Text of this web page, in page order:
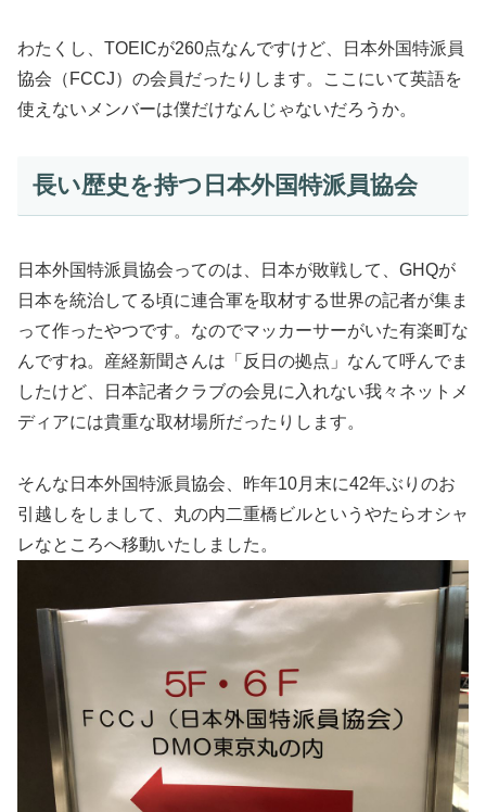
わたくし、TOEICが260点なんですけど、日本外国特派員
協会（FCCJ）の会員だったりします。ここにいて英語を
使えないメンバーは僕だけなんじゃないだろうか。
長い歴史を持つ日本外国特派員協会
日本外国特派員協会ってのは、日本が敗戦して、GHQが
日本を統治してる頃に連合軍を取材する世界の記者が集ま
って作ったやつです。なのでマッカーサーがいた有楽町な
んですね。産経新聞さんは「反日の拠点」なんて呼んでま
したけど、日本記者クラブの会見に入れない我々ネットメ
ディアには貴重な取材場所だったりします。
そんな日本外国特派員協会、昨年10月末に42年ぶりのお
引越しをしまして、丸の内二重橋ビルというやたらオシャ
レなところへ移動いたしました。